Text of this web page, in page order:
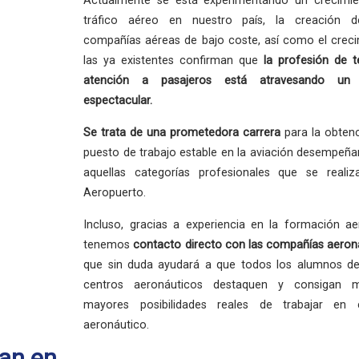
tráfico aéreo en nuestro país, la creación
compañías aéreas de bajo coste, así como el
las ya existentes confirman que
la profesión de
atención a pasajeros está atravesando un
espectacular.
Se trata de una prometedora carrerapara la
puesto de trabajo estable en la aviación
aquellas categorías profesionales que se
Aeropuerto.
Incluso, gracias a experiencia en la formación
tenemoscontacto directo con las compañías
que sin duda ayudará a que todos los alumnos
centros aeronáuticos destaquen y consigan
mayores posibilidades reales de trabajar en
aeronáutico.